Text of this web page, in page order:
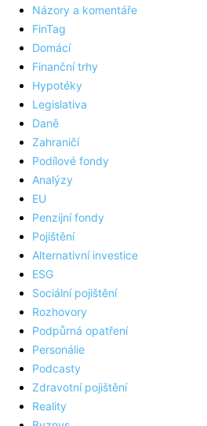
Názory a komentáře
FinTag
Domácí
Finanční trhy
Hypotéky
Legislativa
Daně
Zahraničí
Podílové fondy
Analýzy
EU
Penzijní fondy
Pojištění
Alternativní investice
ESG
Sociální pojištění
Rozhovory
Podpůrná opatření
Personálie
Podcasty
Zdravotní pojištění
Reality